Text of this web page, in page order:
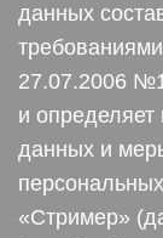
данных
27.07.2006
и определяет
данных и
«Стример»